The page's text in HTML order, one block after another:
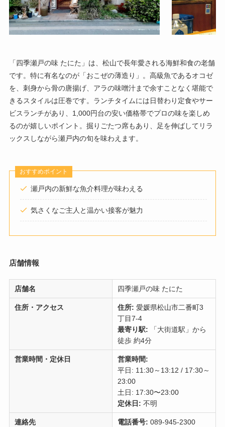
「四季瀬戸の味 たにた」は、松山で長年愛される海鮮和食の老舗
です。特に有名なのが「おこぜの薄造り」。高級魚であるオコゼ
を、刺身から骨の唐揚げ、アラの味噌汁まで余すことなく堪能で
きるスタイルは圧巻です。ランチタイムには日替わり定食やサー
ビスランチがあり、1,000円台の安い価格帯でプロの味を楽しめ
るのが嬉しいポイント。掘りごたつ席もあり、足を伸ばしてリラ
ックスしながら瀬戸内の旬を味わえます。
おすすめポイント
瀬戸内の新鮮な魚介料理が味わえる
気さくなご主人と温かい接客が魅力
店舗情報
店舗名 四季瀬戸の味 たにた
住所・アクセス 住所: 愛媛県松山市二番町3
丁目7-4
最寄り駅: 「大街道駅」から
徒歩 約4分
営業時間・定休日
営業時間:
平日: 11:30～13:12 / 17:30～
23:00
土日: 17:30〜23:00
定休日: 不明
連絡先 電話番号: 089-945-2300